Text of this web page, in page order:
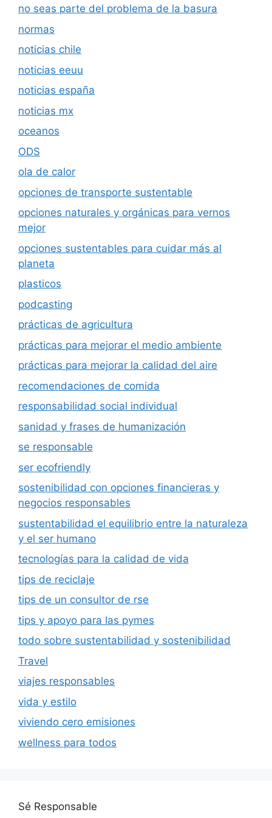
no seas parte del problema de la basura
normas
noticias chile
noticias eeuu
noticias españa
noticias mx
oceanos
ODS
ola de calor
opciones de transporte sustentable
opciones naturales y orgánicas para vernos
mejor
opciones sustentables para cuidar más al
planeta
plasticos
podcasting
prácticas de agricultura
prácticas para mejorar el medio ambiente
prácticas para mejorar la calidad del aire
recomendaciones de comida
responsabilidad social individual
sanidad y frases de humanización
se responsable
ser ecofriendly
sostenibilidad con opciones financieras y
negocios responsables
sustentabilidad el equilibrio entre la naturaleza
y el ser humano
tecnologías para la calidad de vida
tips de reciclaje
tips de un consultor de rse
tips y apoyo para las pymes
todo sobre sustentabilidad y sostenibilidad
Travel
viajes responsables
vida y estilo
viviendo cero emisiones
wellness para todos
Sé Responsable